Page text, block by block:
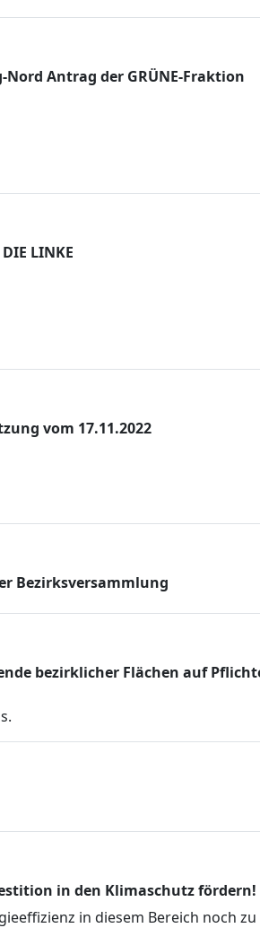
Antrag der GRÜNE-Fraktion
LINKE
vom 17.11.2022
Bezirksversammlung
bezirklicher Flächen auf
in den Klimaschutz fördern!
in diesem Bereich noch